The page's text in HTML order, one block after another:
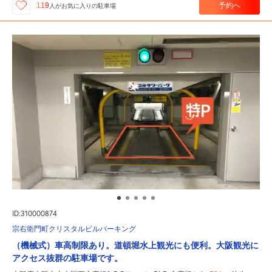
119 人がお気に入りの駐車場 予約へ
ID:310000874
宗右衛門町クリスタルビルパーキング
（機械式）車高制限あり。道頓堀水上観光にも便利。大阪観光に
アクセス抜群の駐車場です。